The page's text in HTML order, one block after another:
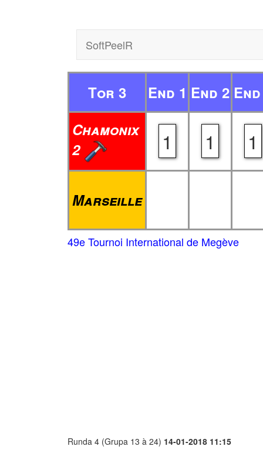
SoftPeelR
Tor 3 End 1 End 2
Chamonix
2
1 1 1
Marseille
49e Tournoi International de Megève
Runda 4 (Grupa 13 à 24) 14-01-2018 11:15